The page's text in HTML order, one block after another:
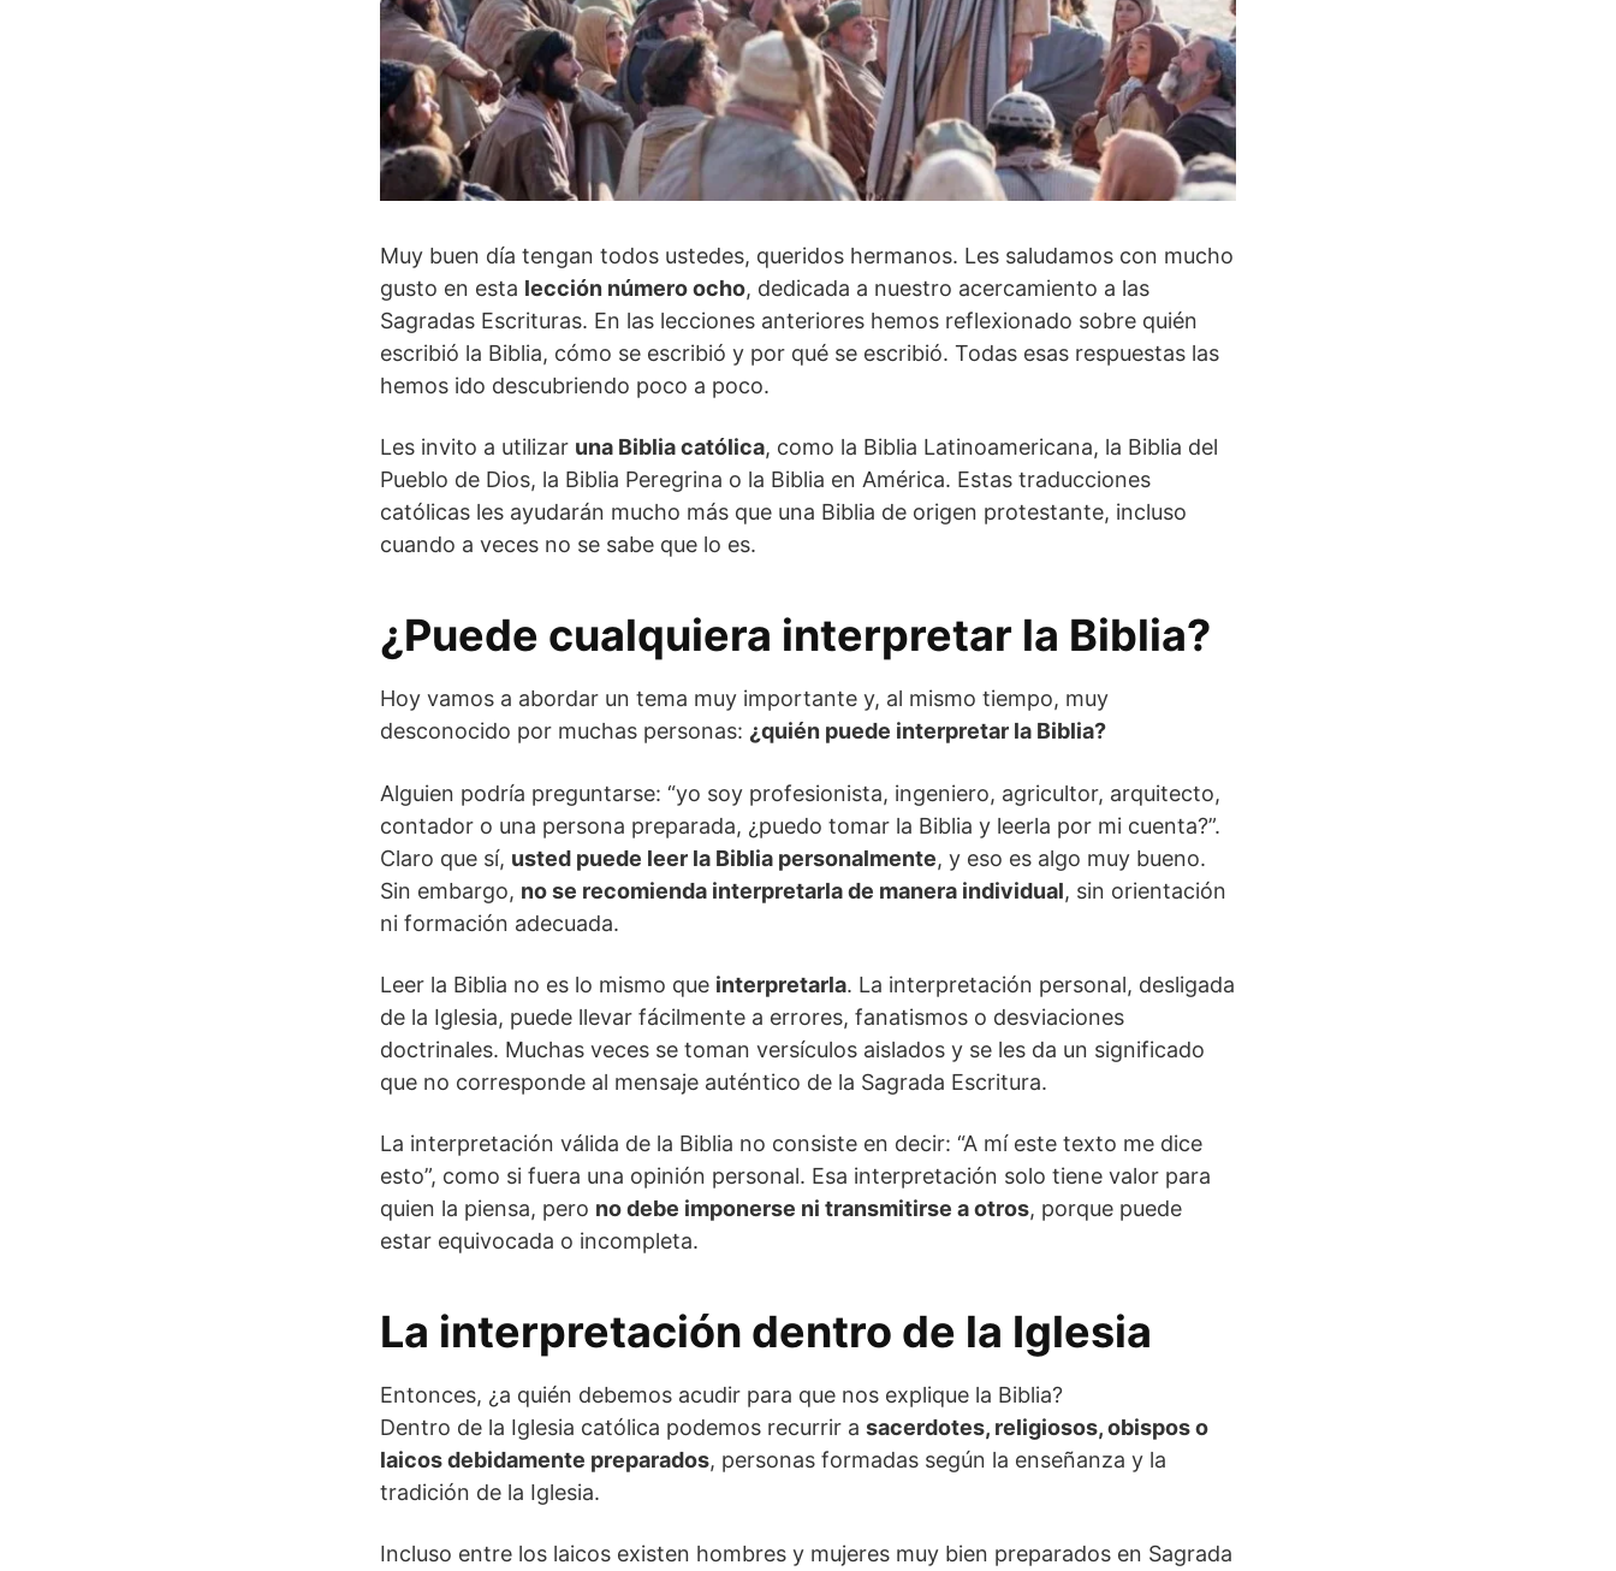
Muy buen día tengan todos ustedes, queridos hermanos. Les saludamos con mucho
gusto en esta lección número ocho, dedicada a nuestro acercamiento a las
Sagradas Escrituras. En las lecciones anteriores hemos reflexionado sobre quién
escribió la Biblia, cómo se escribió y por qué se escribió. Todas esas respuestas las
hemos ido descubriendo poco a poco.
Les invito a utilizar una Biblia católica, como la Biblia Latinoamericana, la Biblia del
Pueblo de Dios, la Biblia Peregrina o la Biblia en América. Estas traducciones
católicas les ayudarán mucho más que una Biblia de origen protestante, incluso
cuando a veces no se sabe que lo es.
¿Puede cualquiera interpretar la Biblia?
Hoy vamos a abordar un tema muy importante y, al mismo tiempo, muy
desconocido por muchas personas: ¿quién puede interpretar la Biblia?
Alguien podría preguntarse: “yo soy profesionista, ingeniero, agricultor, arquitecto,
contador o una persona preparada, ¿puedo tomar la Biblia y leerla por mi cuenta?”.
Claro que sí, usted puede leer la Biblia personalmente, y eso es algo muy bueno.
Sin embargo, no se recomienda interpretarla de manera individual, sin orientación
ni formación adecuada.
Leer la Biblia no es lo mismo que interpretarla. La interpretación personal, desligada
de la Iglesia, puede llevar fácilmente a errores, fanatismos o desviaciones
doctrinales. Muchas veces se toman versículos aislados y se les da un significado
que no corresponde al mensaje auténtico de la Sagrada Escritura.
La interpretación válida de la Biblia no consiste en decir: “A mí este texto me dice
esto”, como si fuera una opinión personal. Esa interpretación solo tiene valor para
quien la piensa, pero no debe imponerse ni transmitirse a otros, porque puede
estar equivocada o incompleta.
La interpretación dentro de la Iglesia
Entonces, ¿a quién debemos acudir para que nos explique la Biblia?
Dentro de la Iglesia católica podemos recurrir a sacerdotes, religiosos, obispos o
laicos debidamente preparados, personas formadas según la enseñanza y la
tradición de la Iglesia.
Incluso entre los laicos existen hombres y mujeres muy bien preparados en Sagrada